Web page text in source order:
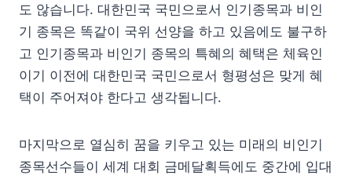
도 않습니다. 대한민국 국민으로서 인기종목과 비인
기 종목은 똑같이 국위 선양을 하고 있음에도 불구하
고 인기종목과 비인기 종목의 특혜의 혜택은 체육인
이기 이전에 대한민국 국민으로서 형평성은 맞게 혜
택이 주어져야 한다고 생각됩니다.
마지막으로 열심히 꿈을 키우고 있는 미래의 비인기
종목선수들이 세계 대회 금메달획득에도 중간에 입대